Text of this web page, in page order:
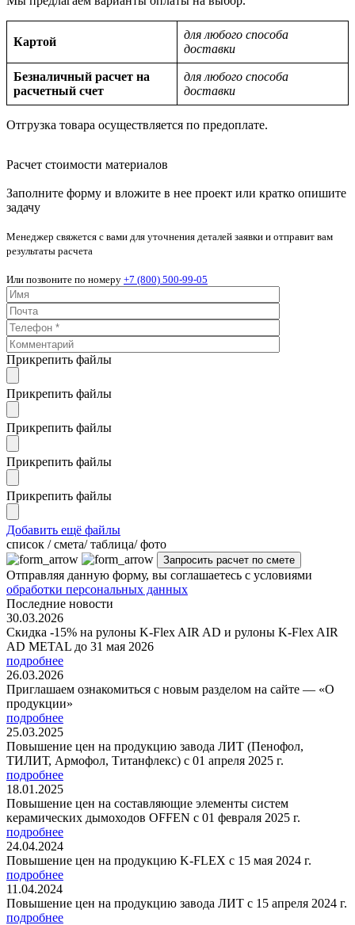
Картой
для любого способа
доставки
Безналичный расчет на
расчетный счет
для любого способа
доставки
Отгрузка товара осуществляется по предоплате.
Расчет стоимости материалов
Заполните форму и вложите в нее проект или кратко опишите
задачу
Менеджер свяжется с вами для уточнения деталей заявки и отправит вам
результаты расчета
Или позвоните по номеру +7 (800) 500-99-05
Прикрепить файлы
Прикрепить файлы
Прикрепить файлы
Прикрепить файлы
Прикрепить файлы
Добавить ещё файлы
cписок / смета/ таблица/ фото
Отправляя данную форму, вы соглашаетесь с условиями
обработки персональных данных
Последние новости
30.03.2026
Скидка -15% на рулоны K-Flex AIR AD и рулоны K-Flex AIR
AD METAL до 31 мая 2026
подробнее
26.03.2026
Приглашаем ознакомиться с новым разделом на сайте — «О
продукции»
подробнее
25.03.2025
Повышение цен на продукцию завода ЛИТ (Пенофол,
ТИЛИТ, Армофол, Титанфлекс) с 01 апреля 2025 г.
подробнее
18.01.2025
Повышение цен на составляющие элементы систем
керамических дымоходов OFFEN с 01 февраля 2025 г.
подробнее
24.04.2024
Повышение цен на продукцию K-FLEX с 15 мая 2024 г.
подробнее
11.04.2024
Повышение цен на продукцию завода ЛИТ с 15 апреля 2024 г.
подробнее